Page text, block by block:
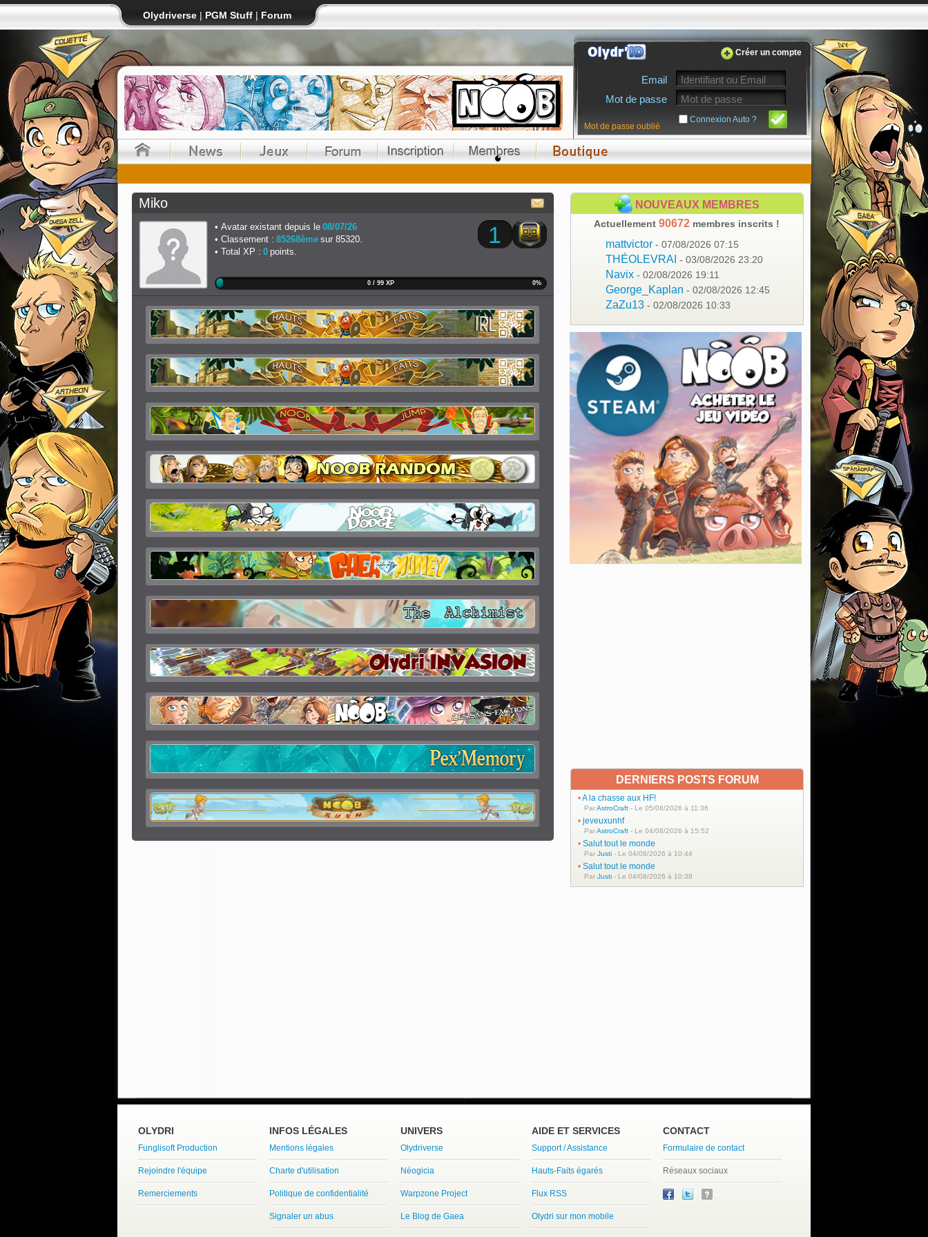
Olydriverse | PGM Stuff | Forum
Créer un compte
Email
Mot de passe
Connexion Auto ?
Mot de passe oublié
Miko
Avatar existant depuis le 08/07/26
Classement : 85268ème sur 85320.
Total XP : 0 points.
1
0 / 99 XP 0%
NOUVEAUX MEMBRES
Actuellement 90672 membres inscrits !
mattvictor - 07/08/2026 07:15
THÉOLEVRAI - 03/08/2026 23:20
Navix - 02/08/2026 19:11
George_Kaplan - 02/08/2026 12:45
ZaZu13 - 02/08/2026 10:33
DERNIERS POSTS FORUM
•A la chasse aux HF!
ParAstroCraft - Le 05/08/2026 à 11:36
• jeveuxunhf
ParAstroCraft - Le 04/08/2026 à 15:52
• Salut tout le monde
Par Justi - Le 04/08/2026 à 10:44
• Salut tout le monde
Par Justi - Le 04/08/2026 à 10:38
OLYDRI
Funglisoft Production
Rejoindre l'équipe
Remerciements
INFOS LÉGALES
Mentions légales
Charte d'utilisation
Politique de confidentialité
Signaler un abus
UNIVERS
Olydriverse
Néogicia
Warpzone Project
Le Blog de Gaea
AIDE ET SERVICES
Support / Assistance
Hauts-Faits égarés
Flux RSS
Olydri sur mon mobile
CONTACT
Formulaire de contact
Réseaux sociaux